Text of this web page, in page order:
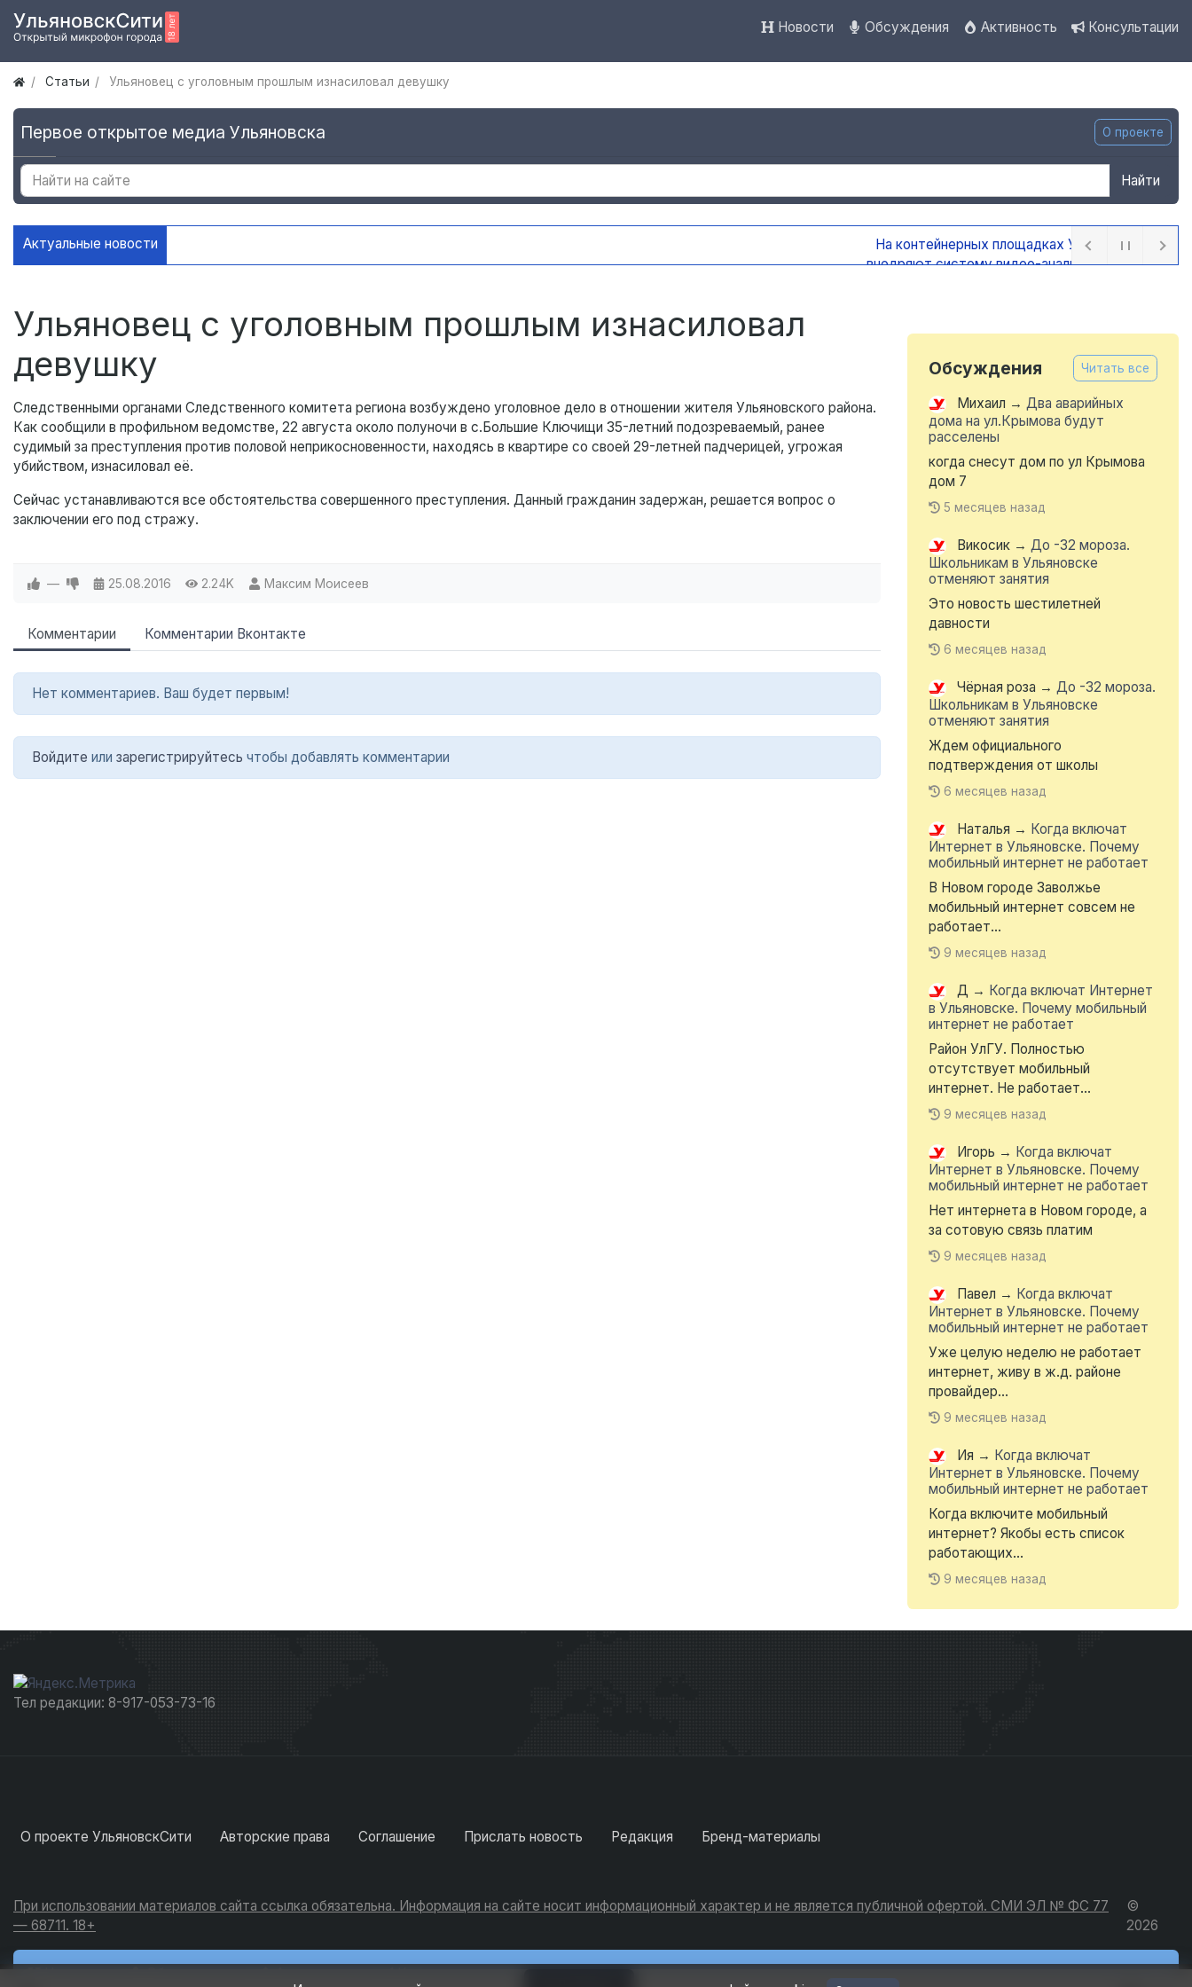
Новости Обсуждения Активность Консультации
Статьи Ульяновец с уголовным прошлым изнасиловал девушку
Первое открытое медиа Ульяновска О проекте
Найти
Актуальные новости
Ульяновец с уголовным прошлым изнасиловал
девушку
Следственными органами Следственного комитета региона возбуждено уголовное дело в отношении жителя Ульяновского района.
Как сообщили в профильном ведомстве, 22 августа около полуночи в с.Большие Ключищи 35-летний подозреваемый, ранее
судимый за преступления против половой неприкосновенности, находясь в квартире со своей 29-летней падчерицей, угрожая
убийством, изнасиловал её.
Сейчас устанавливаются все обстоятельства совершенного преступления. Данный гражданин задержан, решается вопрос о
заключении его под стражу.
— 25.08.2016 2.24K Максим Моисеев
Комментарии Комментарии Вконтакте
Нет комментариев. Ваш будет первым!
Войдите или зарегистрируйтесь чтобы добавлять комментарии
Обсуждения Читать все
Михаил → Два аварийных
дома на ул.Крымова будут
расселены
когда снесут дом по ул Крымова
дом 7
5 месяцев назад
Викосик → До -32 мороза.
Школьникам в Ульяновске
отменяют занятия
Это новость шестилетней
давности
6 месяцев назад
Чёрная роза → До -32 мороза.
Школьникам в Ульяновске
отменяют занятия
Ждем официального
подтверждения от школы
6 месяцев назад
Наталья → Когда включат
Интернет в Ульяновске. Почему
мобильный интернет не работает
В Новом городе Заволжье
мобильный интернет совсем не
работает...
9 месяцев назад
Д → Когда включат Интернет
в Ульяновске. Почему мобильный
интернет не работает
Район УлГУ. Полностью
отсутствует мобильный
интернет. Не работает...
9 месяцев назад
Игорь → Когда включат
Интернет в Ульяновске. Почему
мобильный интернет не работает
Нет интернета в Новом городе, а
за сотовую связь платим
9 месяцев назад
Павел → Когда включат
Интернет в Ульяновске. Почему
мобильный интернет не работает
Уже целую неделю не работает
интернет, живу в ж.д. районе
провайдер...
9 месяцев назад
Ия → Когда включат
Интернет в Ульяновске. Почему
мобильный интернет не работает
Когда включите мобильный
интернет? Якобы есть список
работающих...
9 месяцев назад
Тел редакции: 8-917-053-73-16
О проекте УльяновскСити Авторские права Соглашение Прислать новость Редакция Бренд-материалы
При использовании материалов сайта ссылка обязательна. Информация на сайте носит информационный характер и не является публичной офертой. СМИ ЭЛ № ФС 77
— 68711. 18+
©
2026